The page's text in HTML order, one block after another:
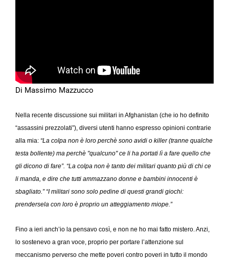
Di Massimo Mazzucco
Nella recente discussione sui militari in Afghanistan (che io ho definito
“assassini prezzolati”), diversi utenti hanno espresso opinioni contrarie
alla mia: “La colpa non è loro perchè sono avidi o killer (tranne qualche
testa bollente) ma perchè "qualcuno" ce li ha portati lì a fare quello che
gli dicono di fare”. “La colpa non è tanto dei militari quanto più di chi ce
li manda, e dire che tutti ammazzano donne e bambini innocenti è
sbagliato.” “I militari sono solo pedine di questi grandi giochi:
prendersela con loro è proprio un atteggiamento miope.”
Fino a ieri anch’io la pensavo così, e non ne ho mai fatto mistero. Anzi,
lo sostenevo a gran voce, proprio per portare l’attenzione sul
meccanismo perverso che mette poveri contro poveri in tutto il mondo